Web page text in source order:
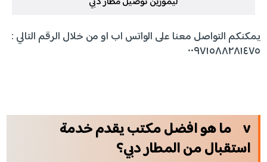
يمكنكم التواصل معنا على الواتس اب او من خلال الرقم التالي :
٠٠٩٧١٥٨٨٢٨١٤٧٥
v ما هو افضل مكتب يقدم خدمة
استقبال من المطار دبي؟